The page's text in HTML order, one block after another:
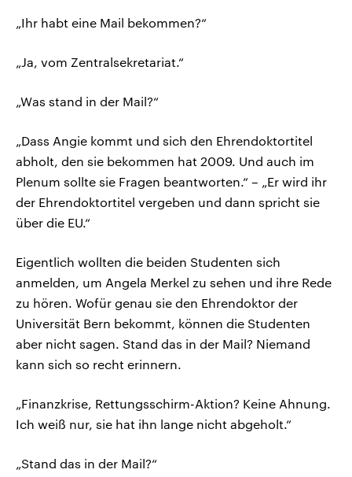
„Ihr habt eine Mail bekommen?“
„Ja, vom Zentralsekretariat.“
„Was stand in der Mail?“
„Dass Angie kommt und sich den Ehrendoktortitel
abholt, den sie bekommen hat 2009. Und auch im
Plenum sollte sie Fragen beantworten.“ – „Er wird ihr
der Ehrendoktortitel vergeben und dann spricht sie
über die EU.“
Eigentlich wollten die beiden Studenten sich
anmelden, um Angela Merkel zu sehen und ihre Rede
zu hören. Wofür genau sie den Ehrendoktor der
Universität Bern bekommt, können die Studenten
aber nicht sagen. Stand das in der Mail? Niemand
kann sich so recht erinnern.
„Finanzkrise, Rettungsschirm-Aktion? Keine Ahnung.
Ich weiß nur, sie hat ihn lange nicht abgeholt.“
„Stand das in der Mail?“